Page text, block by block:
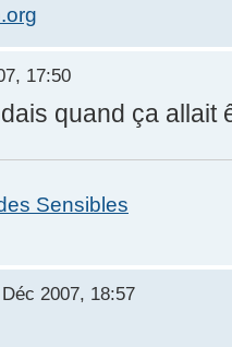
17:50
quand ça allait
Sensibles
2007, 18:57